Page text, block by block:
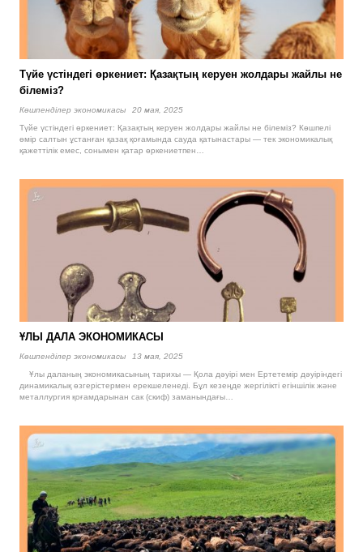
Түйе үстіндегі өркениет: Қазақтың керуен жолдары жайлы не
білеміз?
Көшпенділер экономикасы
20 мая, 2025
Түйе үстіндегі өркениет: Қазақтың керуен жолдары жайлы не білеміз? Көшпелі
өмір салтын ұстанған қазақ қоғамында сауда қатынастары — тек экономикалық
қажеттілік емес, сонымен қатар өркениетпен…
ҰЛЫ ДАЛА ЭКОНОМИКАСЫ
Көшпенділер экономикасы
13 мая, 2025
Ұлы даланың экономикасының тарихы — Қола дәуірі мен Ертетемір дәуіріндегі
динамикалық өзгерістермен ерекшеленеді. Бұл кезеңде жергілікті егіншілік және
металлургия қоғамдарынан сак (скиф) заманындағы…